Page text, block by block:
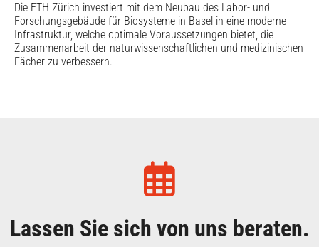
Die ETH Zürich investiert mit dem Neubau des Labor-​ und
Forschungsgebäude für Biosysteme in Basel in eine moderne
Infrastruktur, welche optimale Voraussetzungen bietet, die
Zusammenarbeit der naturwissenschaftlichen und medizinischen
Fächer zu verbessern.
Lassen Sie sich von uns beraten.